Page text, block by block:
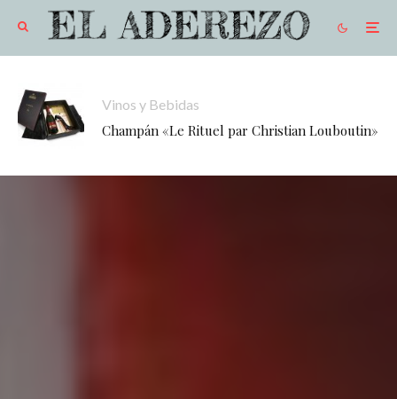
Vinos y Bebidas
Champán «Le Rituel par Christian Louboutin»